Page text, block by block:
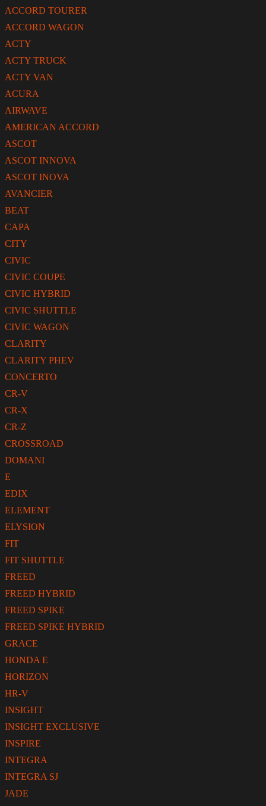
ACCORD TOURER
ACCORD WAGON
ACTY
ACTY TRUCK
ACTY VAN
ACURA
AIRWAVE
AMERICAN ACCORD
ASCOT
ASCOT INNOVA
ASCOT INOVA
AVANCIER
BEAT
CAPA
CITY
CIVIC
CIVIC COUPE
CIVIC HYBRID
CIVIC SHUTTLE
CIVIC WAGON
CLARITY
CLARITY PHEV
CONCERTO
CR-V
CR-X
CR-Z
CROSSROAD
DOMANI
E
EDIX
ELEMENT
ELYSION
FIT
FIT SHUTTLE
FREED
FREED HYBRID
FREED SPIKE
FREED SPIKE HYBRID
GRACE
HONDA E
HORIZON
HR-V
INSIGHT
INSIGHT EXCLUSIVE
INSPIRE
INTEGRA
INTEGRA SJ
JADE